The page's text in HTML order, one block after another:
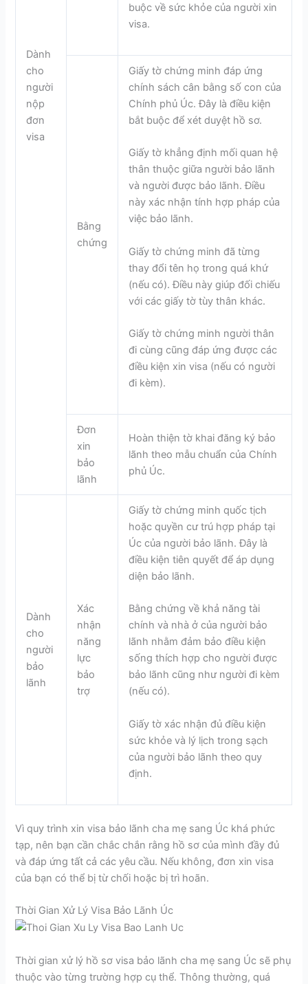
Dành
cho
người
nộp
đơn
visa
buộc về sức khỏe của người xin
visa.
Bằng
chứng
Giấy tờ chứng minh đáp ứng
chính sách cân bằng số con của
Chính phủ Úc. Đây là điều kiện
bắt buộc để xét duyệt hồ sơ.
Giấy tờ khẳng định mối quan hệ
thân thuộc giữa người bảo lãnh
và người được bảo lãnh. Điều
này xác nhận tính hợp pháp của
việc bảo lãnh.
Giấy tờ chứng minh đã từng
thay đổi tên họ trong quá khứ
(nếu có). Điều này giúp đối chiếu
với các giấy tờ tùy thân khác.
Giấy tờ chứng minh người thân
đi cùng cũng đáp ứng được các
điều kiện xin visa (nếu có người
đi kèm).
Đơn
xin
bảo
lãnh
Hoàn thiện tờ khai đăng ký bảo
lãnh theo mẫu chuẩn của Chính
phủ Úc.
Dành
cho
người
bảo
lãnh
Xác
nhận
năng
lực
bảo
trợ
Giấy tờ chứng minh quốc tịch
hoặc quyền cư trú hợp pháp tại
Úc của người bảo lãnh. Đây là
điều kiện tiên quyết để áp dụng
diện bảo lãnh.
Bằng chứng về khả năng tài
chính và nhà ở của người bảo
lãnh nhằm đảm bảo điều kiện
sống thích hợp cho người được
bảo lãnh cũng như người đi kèm
(nếu có).
Giấy tờ xác nhận đủ điều kiện
sức khỏe và lý lịch trong sạch
của người bảo lãnh theo quy
định.
Vì quy trình xin visa bảo lãnh cha mẹ sang Úc khá phức
tạp, nên bạn cần chắc chắn rằng hồ sơ của mình đầy đủ
và đáp ứng tất cả các yêu cầu. Nếu không, đơn xin visa
của bạn có thể bị từ chối hoặc bị trì hoãn.
Thời Gian Xử Lý Visa Bảo Lãnh Úc
Thời gian xử lý hồ sơ visa bảo lãnh cha mẹ sang Úc sẽ phụ
thuộc vào từng trường hợp cụ thể. Thông thường, quá